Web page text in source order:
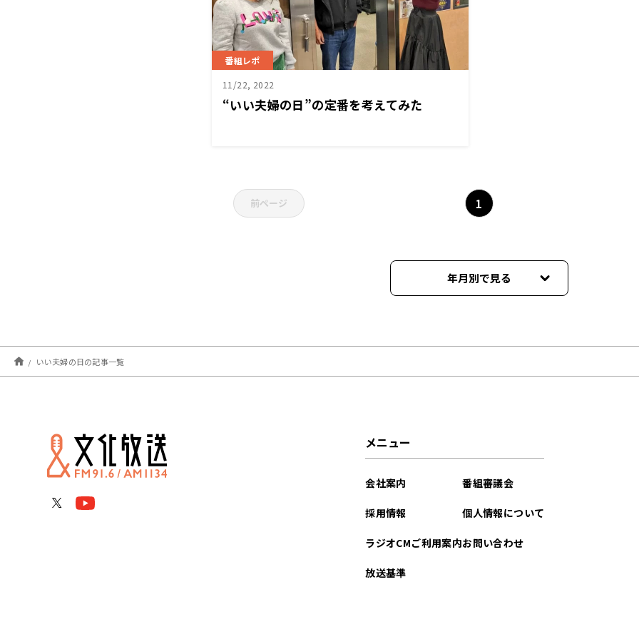
番組レポ
11/22, 2022
“いい夫婦の日”の定番を考えてみた
前ページ 1
年月別で見る
いい夫婦の日の記事一覧
メニュー
会社案内
採用情報
ラジオCMご利用案内
放送基準
番組審議会
個人情報について
お問い合わせ